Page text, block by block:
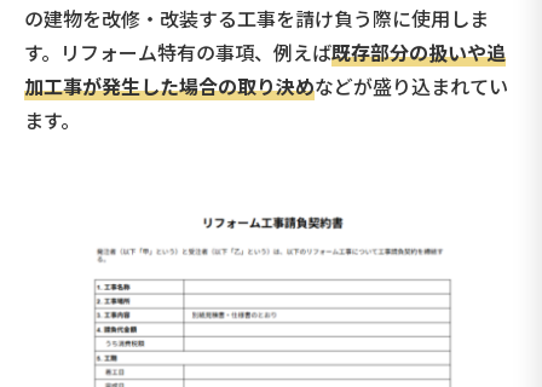
の建物を改修・改装する工事を請け負う際に使用しま
す。リフォーム特有の事項、例えば既存部分の扱いや追
加工事が発生した場合の取り決めなどが盛り込まれてい
ます。